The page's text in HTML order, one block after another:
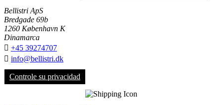
Bellistri ApS
Bredgade 69b
1260 København K
Dinamarca
 +45 39274707
 info@bellistri.dk
Controle su privacidad